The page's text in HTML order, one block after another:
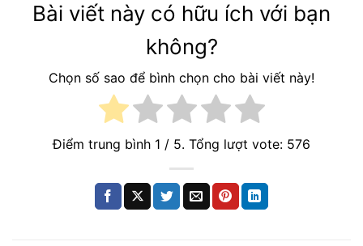
Bài viết này có hữu ích với bạn
không?
Chọn số sao để bình chọn cho bài viết này!
Điểm trung bình 1 / 5. Tổng lượt vote: 576